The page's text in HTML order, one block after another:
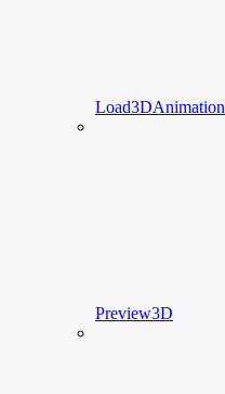
Load3DAnimation
Preview3D